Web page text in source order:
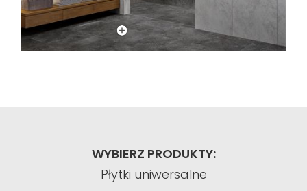
WYBIERZ PRODUKTY:
Płytki uniwersalne